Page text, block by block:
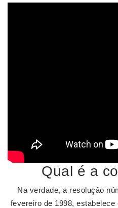
Qual é a
Na verdade, a resolução
fevereiro de 1998,